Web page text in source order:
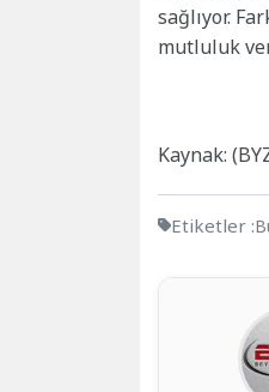
sağlıyor.
mutluluk
Kaynak:
Etiketler :